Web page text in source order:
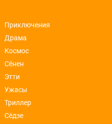
Приключения
Драма
Космос
Сёнен
Этти
Ужасы
Триллер
Сёдзе